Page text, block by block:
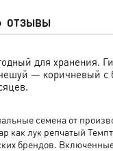
ОТЗЫВЫ
для хранения.
— коричневый с
семена от
как лук репчатый
брендов.